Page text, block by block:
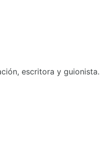
escritora y guionista.